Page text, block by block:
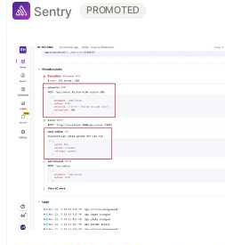
Sentry PROMOTED